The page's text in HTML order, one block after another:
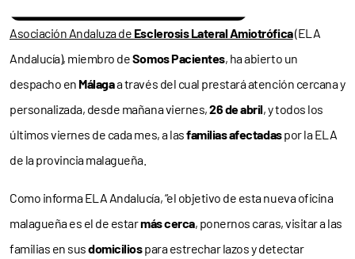
Asociación Andaluza de Esclerosis Lateral Amiotrófica(ELA
Andalucía), miembro deSomos Pacientes, ha abierto un
despacho en Málagaa través del cual prestará atención cercana y
personalizada, desde mañana viernes,26 de abril, y todos los
últimos viernes de cada mes, a lasfamilias afectadaspor la ELA
de la provincia malagueña.
Como informa ELA Andalucía, “el objetivo de esta nueva oficina
malagueña es el de estarmás cerca, ponernos caras, visitar a las
familias en susdomiciliospara estrechar lazos y detectar